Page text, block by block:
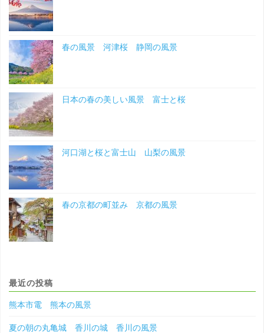
春の風景 河津桜 静岡の風景
日本の春の美しい風景 富士と桜
河口湖と桜と富士山 山梨の風景
春の京都の町並み 京都の風景
最近の投稿
熊本市電 熊本の風景
夏の朝の丸亀城 香川の城 香川の風景